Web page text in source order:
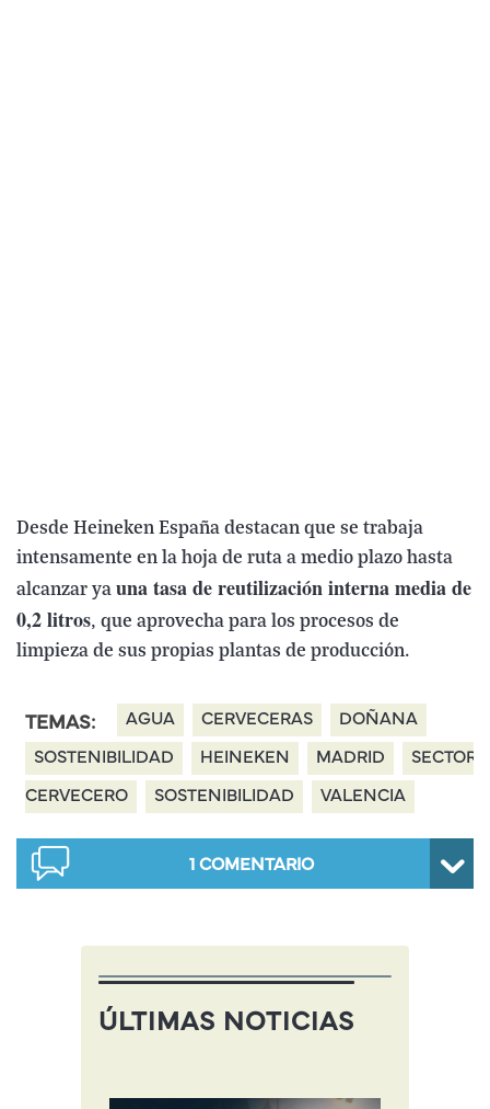
Desde Heineken España destacan que se trabaja
intensamente en la hoja de ruta a medio plazo hasta
alcanzar ya una tasa de reutilización interna media de
0,2 litros, que aprovecha para los procesos de
limpieza de sus propias plantas de producción.
TEMAS: AGUA CERVECERAS DOÑANA
SOSTENIBILIDAD HEINEKEN MADRID SECTOR
CERVECERO SOSTENIBILIDAD VALENCIA
COMENTARIO
ÚLTIMAS NOTICIAS